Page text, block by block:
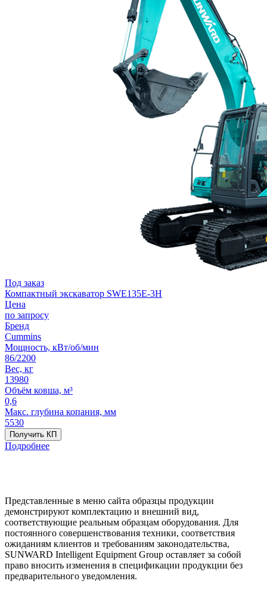
Под заказ
Компактный экскаватор SWE135E-3H
Цена
по запросу
Бренд
Cummins
Мощность, кВт/об/мин
86/2200
Вес, кг
13980
Объём ковша, м³
0,6
Макс. глубина копания, мм
5530
Получить КП
Подробнее
Представленные в меню сайта образцы продукции
демонстрируют комплектацию и внешний вид,
соответствующие реальным образцам оборудования. Для
постоянного совершенствования техники, соответствия
ожиданиям клиентов и требованиям законодательства,
SUNWARD Intelligent Equipment Group оставляет за собой
право вносить изменения в спецификации продукции без
предварительного уведомления.